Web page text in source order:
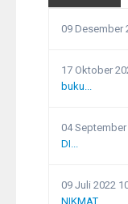
09 Desember
17 Oktober
buku...
04 September
DI...
09 Juli 2022
NIKMAT